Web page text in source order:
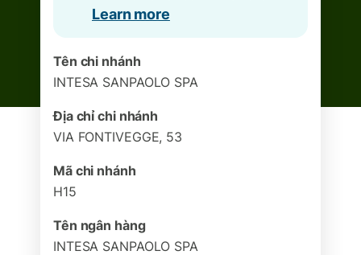
Learn more
Tên chi nhánh
INTESA SANPAOLO SPA
Địa chỉ chi nhánh
VIA FONTIVEGGE, 53
Mã chi nhánh
H15
Tên ngân hàng
INTESA SANPAOLO SPA